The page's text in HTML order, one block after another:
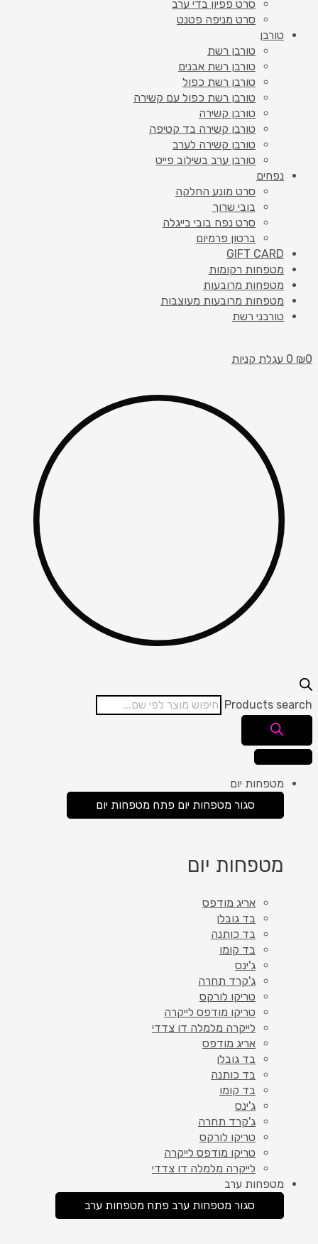
סרט פפיון בדי ערב
סרט מניפה פטנט
טורבן
טורבן רשת
טורבן רשת אבנים
טורבן רשת כפול
טורבן רשת כפול עם קשירה
טורבן קשירה
טורבן קשירה בד קטיפה
טורבן קשירה לערב
טורבן ערב בשילוב פייט
נפחים
סרט מונע החלקה
בובי שרוך
סרט נפח בובי בייגלה
ברטון פרמיום
GIFT CARD
מטפחות רקומות
מטפחות מרובעות
מטפחות מרובעות מעוצבות
טורבני רשת
עגלת קניות
Products
מטפחות יום
סגור מטפחות יום פתח מטפחות יום
מטפחות יום
אריג מודפס
בד גובלן
בד כותנה
בד קומו
ג'ינס
ג'קרד תחרה
טריקו לורקס
טריקו מודפס לייקרה
לייקרה מלמלה דו צדדי
אריג מודפס
בד גובלן
בד כותנה
בד קומו
ג'ינס
ג'קרד תחרה
טריקו לורקס
טריקו מודפס לייקרה
לייקרה מלמלה דו צדדי
מטפחות ערב
סגור מטפחות ערב פתח מטפחות ערב